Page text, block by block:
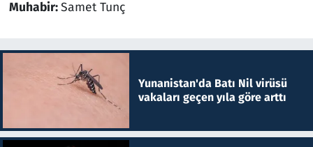
Muhabir:Samet Tunç
Yunanistan'da Batı Nil virüsü
vakaları geçen yıla göre arttı